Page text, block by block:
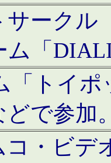
サークル
ム「
「トイ
どで参加
コ・ビデ